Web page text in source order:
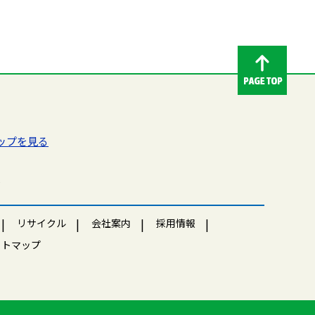
プを見る
リサイクル 会社案内
採用情報
マップ